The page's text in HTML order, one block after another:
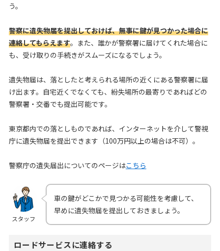
う。
警察に遺失物届を提出しておけば、無事に鍵が見つかった場合に
連絡してもらえます。また、誰かが警察署に届けてくれた場合に
も、受け取りの手続きがスムーズになるでしょう。
遺失物届は、落としたと考えられる場所の近くにある警察署に届
け出ます。自宅近くでなくても、紛失場所の最寄りであればどの
警察署・交番でも提出可能です。
東京都内での落としものであれば、インターネットを介して警視
庁に遺失物届を提出できます（100万円以上の場合は不可）。
警察庁の遺失届出についてのページはこちら
スタッフ
車の鍵がどこかで見つかる可能性を考慮して、
早めに遺失物届を提出しておきましょう。
ロードサービスに連絡する